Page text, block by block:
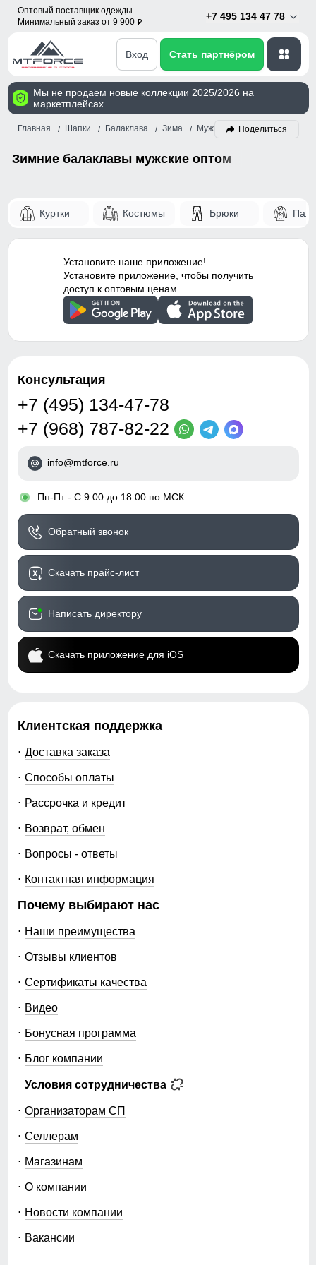
Оптовый поставщик одежды.
Минимальный заказ от 9 900 p
+7 495 134 47 78
Вход Стать партнёром
Мы не продаем новые коллекции 2025/2026 на
маркетплейсах.
Главная Шапки Балаклава Зима Мужской Поделиться
Зимние балаклавы мужские оптом
Куртки Костюмы Брюки
Установите наше приложение!
Установите приложение, чтобы получить
доступ к оптовым ценам.
Консультация
+7 (495) 134-47-78
+7 (968) 787-82-22
info@mtforce.ru
• Пн-Пт - С 9:00 до 18:00 по МСК
Обратный звонок
Скачать прайс-лист
Написать директору
Скачать приложение для iOS
Клиентская поддержка
Доставка заказа
Способы оплаты
Рассрочка и кредит
Возврат, обмен
Вопросы - ответы
Контактная информация
Почему выбирают нас
Наши преимущества
Отзывы клиентов
Сертификаты качества
Видео
Бонусная программа
Блог компании
Условия сотрудничества
Организаторам СП
Селлерам
Магазинам
О компании
Новости компании
Вакансии